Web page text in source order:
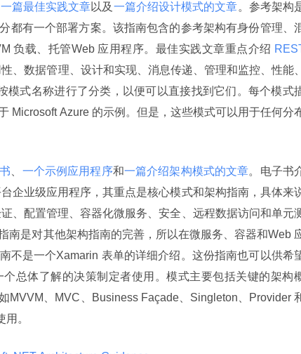
一篇最佳实践文章以及 一篇介绍设计模式的文章。参考架构
都有一个部署方案。该指南包含的参考架构有身份管理、
负载、托管Web 应用程序。最佳实践文章重点介绍
、数据管理、设计和实现、消息传递、管理和监控、性能、
模式名称进行了分类，以便可以直接找到它们。每个模式
Microsoft Azure 的示例。但是，这些模式可以用于任何分
一个示例应用程序和一篇介绍架构模式的文章。电子书
企业级应用程序，其重点是核心模式和架构指南，具体来
、配置管理、容器化微服务、安全、远程数据访问和单元
南是对其他架构指南的完善，所以在微服务、容器和Web
不是一个Xamarin 表单的详细介绍。这份指南也可以供希
总体了解的决策制定者使用。模式主要包括关键的架构
MVVM、MVC、Business Façade、Singleton、Provider
。